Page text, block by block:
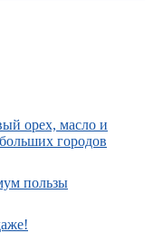
орех, масло и
городов
пользы